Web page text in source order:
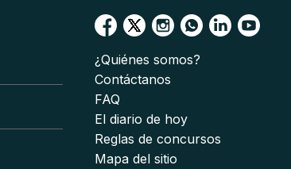
¿Quiénes somos?
Contáctanos
FAQ
El diario de hoy
Reglas de concursos
Mapa del sitio